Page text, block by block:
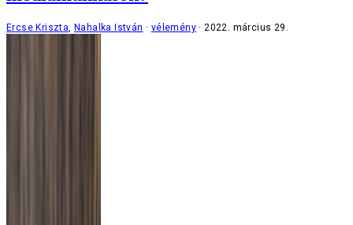
Ercse Kriszta, Nahalka István vélemény 2022. március 29.